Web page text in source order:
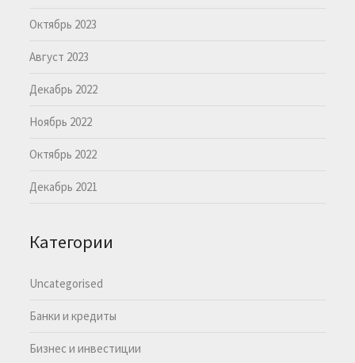
Октябрь 2023
Август 2023
Декабрь 2022
Ноябрь 2022
Октябрь 2022
Декабрь 2021
Категории
Uncategorised
Банки и кредиты
Бизнес и инвестиции